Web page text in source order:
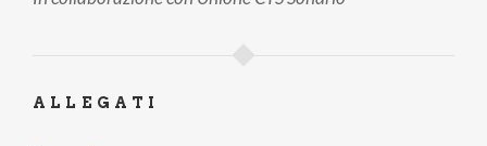
ALLEGATI